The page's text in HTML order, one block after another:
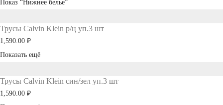
Показ “Нижнее белье”
Трусы Calvin Klein р/ц уп.3 шт
1,590.00 ₽
Показать ещё
Трусы Calvin Klein син/зел уп.3 шт
1,590.00 ₽